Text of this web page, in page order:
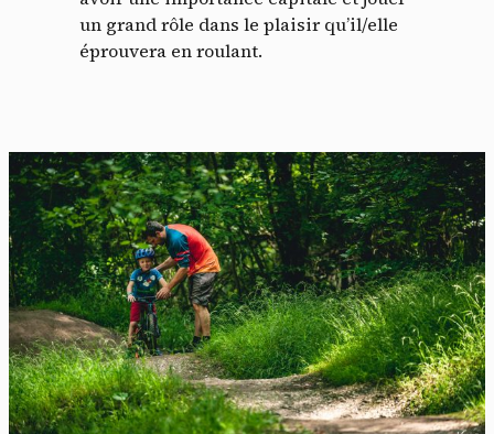
un grand rôle dans le plaisir qu’il/elle
éprouvera en roulant.